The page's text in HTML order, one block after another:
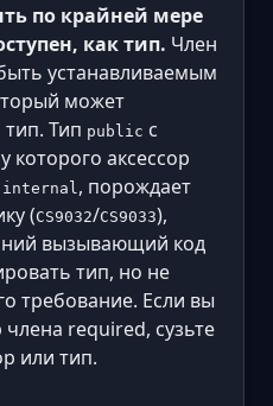
по крайней мере
как тип. Член
устанавливаемым
может
тип. Тип public с
которого аксессор
internal , порождает
(CS9032/CS9033),
вызывающий код
тип, но не
требование. Если вы
члена required, сузьте
или тип.